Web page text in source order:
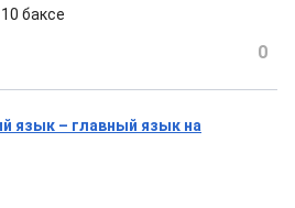
баксе
0
язык – главный язык на